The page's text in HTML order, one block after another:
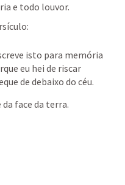
e todo louvor.
isto para memória
eu hei de riscar
de debaixo do céu.
face da terra.